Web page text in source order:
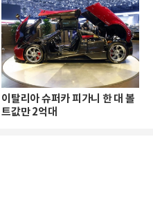
이탈리아 슈퍼카 피가니 한 대 볼
트값만 2억대